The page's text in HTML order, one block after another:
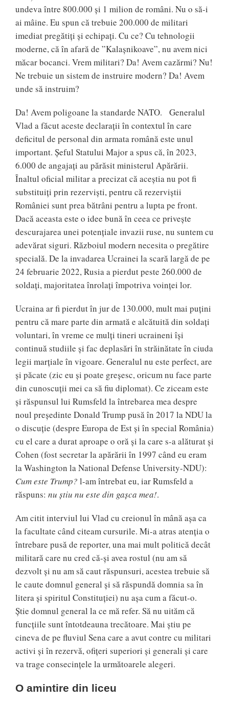
undeva între 800.000 și 1 milion de români. Nu o să-i
ai mâine. Eu spun că trebuie 200.000 de militari
imediat pregătiți și echipați. Cu ce? Cu tehnologii
moderne, că în afară de ”Kalașnikoave”, nu avem nici
măcar bocanci. Vrem militari? Da! Avem cazărmi? Nu!
Ne trebuie un sistem de instruire modern? Da! Avem
unde să instruim?
Da! Avem poligoane la standarde NATO. Generalul
Vlad a făcut aceste declarații în contextul în care
deficitul de personal din armata română este unul
important. Șeful Statului Major a spus că, în 2023,
6.000 de angajați au părăsit ministerul Apărării.
Înaltul oficial militar a precizat că aceștia nu pot fi
substituiți prin rezerviști, pentru că rezerviștii
României sunt prea bătrâni pentru a lupta pe front.
Dacă aceasta este o idee bună în ceea ce privește
descurajarea unei potențiale invazii ruse, nu suntem cu
adevărat siguri. Războiul modern necesita o pregătire
specială. De la invadarea Ucrainei la scară largă de pe
24 februarie 2022, Rusia a pierdut peste 260.000 de
soldați, majoritatea înrolați împotriva voinței lor.
Ucraina ar fi pierdut în jur de 130.000, mult mai puțini
pentru că mare parte din armată e alcătuită din soldați
voluntari, în vreme ce mulți tineri ucraineni își
continuă studiile și fac deplasări în străinătate în ciuda
legii marțiale în vigoare. Generalul nu este perfect, are
și păcate (zic eu și poate greșesc, oricum nu face parte
din cunoscuții mei ca să fiu diplomat). Ce ziceam este
și răspunsul lui Rumsfeld la întrebarea mea despre
noul președinte Donald Trump pusă în 2017 la NDU la
o discuție (despre Europa de Est și în special România)
cu el care a durat aproape o oră și la care s-a alăturat și
Cohen (fost secretar la apărării în 1997 când eu eram
la Washington la National Defense University-NDU):
Cum este Trump? l-am întrebat eu, iar Rumsfeld a
răspuns: nu știu nu este din gașca mea!.
Am citit interviul lui Vlad cu creionul în mână așa ca
la facultate când citeam cursurile. Mi-a atras atenția o
întrebare pusă de reporter, una mai mult politică decât
militară care nu cred că-și avea rostul (nu am să
dezvolt și nu am să caut răspunsuri, acestea trebuie să
le caute domnul general și să răspundă domnia sa în
litera și spiritul Constituției) nu așa cum a făcut-o.
Știe domnul general la ce mă refer. Să nu uităm că
funcțiile sunt întotdeauna trecătoare. Mai știu pe
cineva de pe fluviul Sena care a avut contre cu militari
activi și în rezervă, ofițeri superiori și generali și care
va trage consecințele la următoarele alegeri.
O amintire din liceu